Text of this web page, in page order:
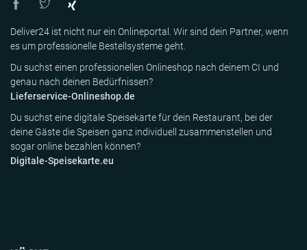
Deliver24 ist nicht nur ein Onlineportal. Wir sind dein Partner, wenn
es um professionelle Bestellsysteme geht.
Du suchst einen professionellen Onlineshop nach deinem CI und
genau nach deinen Bedürfnissen?
Lieferservice-Onlineshop.de
Du suchst eine digitale Speisekarte für dein Restaurant, bei der
deine Gäste die Speisen ganz individuell zusammenstellen und
sogar online bezahlen können?
Digitale-Speisekarte.eu